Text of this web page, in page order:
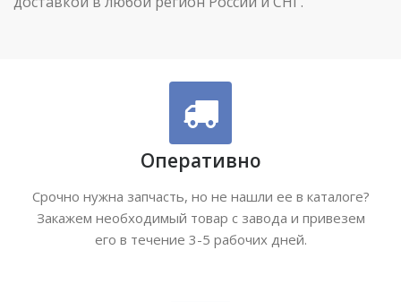
Оперативно
Срочно нужна запчасть, но не нашли ее в каталоге?
Закажем необходимый товар с завода и привезем
его в течение 3-5 рабочих дней.